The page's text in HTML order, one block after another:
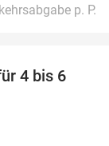
p. P.
4 bis 6